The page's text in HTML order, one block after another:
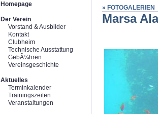
Homepage
Der Verein
Vorstand & Ausbilder
Kontakt
Clubheim
Technische Ausstattung
GebÃ¼hren
Vereinsgeschichte
Aktuelles
Terminkalender
Trainingszeiten
Veranstaltungen
» FOTOGALERIEN
Marsa